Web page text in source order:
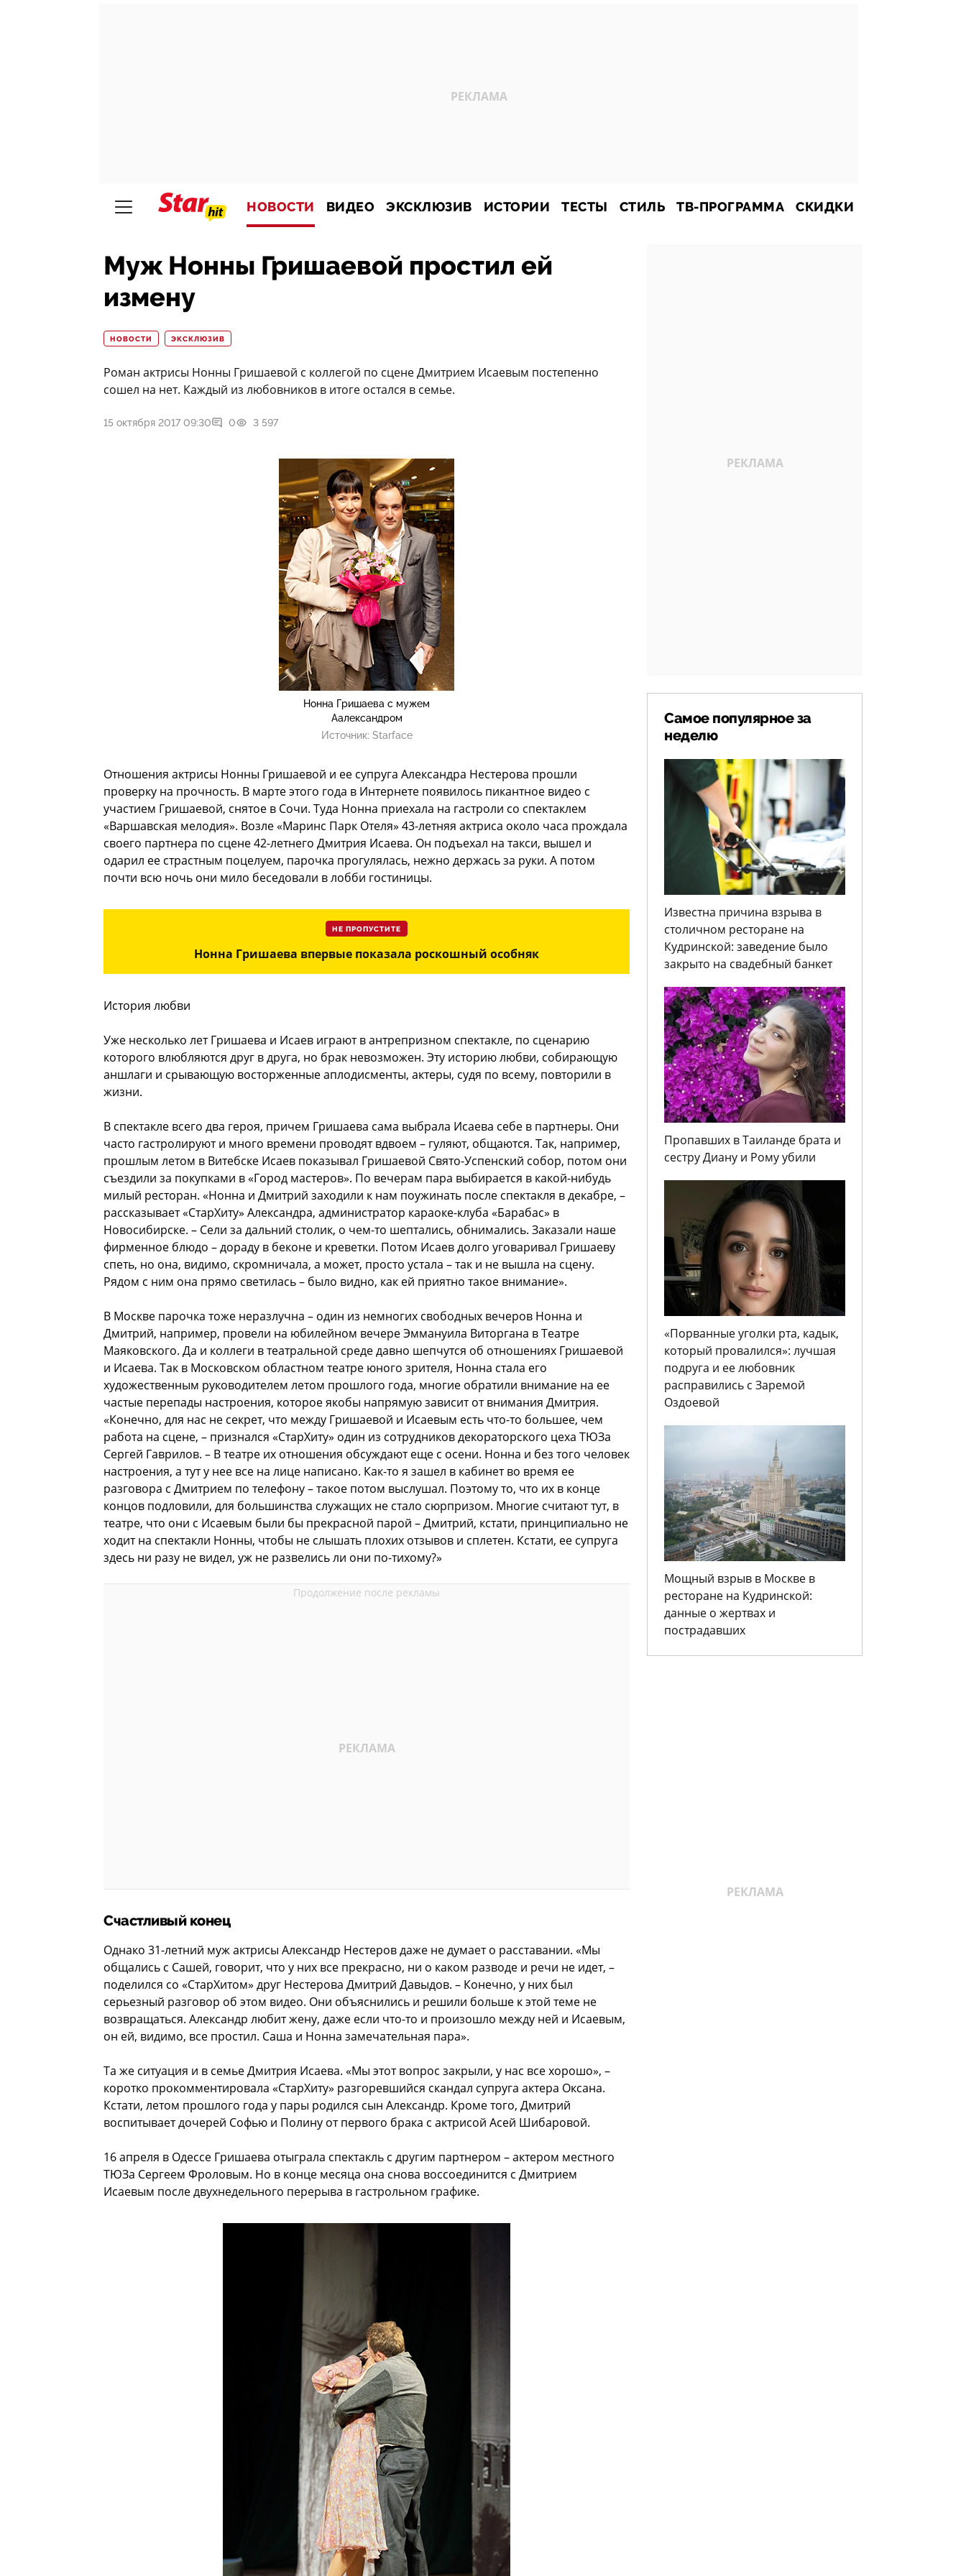
НОВОСТИ ВИДЕО ЭКСКЛЮЗИВ ИСТОРИИ ТЕСТЫ СТИЛЬ ТВ-ПРОГРАММА СКИДКИ
Муж Нонны Гришаевой простил ей
измену
НОВОСТИ ЭКСКЛЮЗИВ
Роман актрисы Нонны Гришаевой с коллегой по сцене Дмитрием Исаевым постепенно
сошел на нет. Каждый из любовников в итоге остался в семье.
15 октября 2017 09:30 0 3 597
Нонна Гришаева с мужем
Аалександром
Источник: Starface
Отношения актрисы Нонны Гришаевой и ее супруга Александра Нестерова прошли
проверку на прочность. В марте этого года в Интернете появилось пикантное видео с
участием Гришаевой, снятое в Сочи. Туда Нонна приехала на гастроли со спектаклем
«Варшавская мелодия». Возле «Маринс Парк Отеля» 43-летняя актриса около часа прождала
своего партнера по сцене 42-летнего Дмитрия Исаева. Он подъехал на такси, вышел и
одарил ее страстным поцелуем, парочка прогулялась, нежно держась за руки. А потом
почти всю ночь они мило беседовали в лобби гостиницы.
НЕ ПРОПУСТИТЕ
Нонна Гришаева впервые показала роскошный особняк
История любви
Уже несколько лет Гришаева и Исаев играют в антрепризном спектакле, по сценарию
которого влюбляются друг в друга, но брак невозможен. Эту историю любви, собирающую
аншлаги и срывающую восторженные аплодисменты, актеры, судя по всему, повторили в
жизни.
В спектакле всего два героя, причем Гришаева сама выбрала Исаева себе в партнеры. Они
часто гастролируют и много времени проводят вдвоем – гуляют, общаются. Так, например,
прошлым летом в Витебске Исаев показывал Гришаевой Свято-Успенский собор, потом они
съездили за покупками в «Город мастеров». По вечерам пара выбирается в какой-нибудь
милый ресторан. «Нонна и Дмитрий заходили к нам поужинать после спектакля в декабре, –
рассказывает «СтарХиту» Александра, администратор караоке-клуба «Барабас» в
Новосибирске. – Сели за дальний столик, о чем-то шептались, обнимались. Заказали наше
фирменное блюдо – дораду в беконе и креветки. Потом Исаев долго уговаривал Гришаеву
спеть, но она, видимо, скромничала, а может, просто устала – так и не вышла на сцену.
Рядом с ним она прямо светилась – было видно, как ей приятно такое внимание».
В Москве парочка тоже неразлучна – один из немногих свободных вечеров Нонна и
Дмитрий, например, провели на юбилейном вечере Эммануила Виторгана в Театре
Маяковского. Да и коллеги в театральной среде давно шепчутся об отношениях Гришаевой
и Исаева. Так в Московском областном театре юного зрителя, Нонна стала его
художественным руководителем летом прошлого года, многие обратили внимание на ее
частые перепады настроения, которое якобы напрямую зависит от внимания Дмитрия.
«Конечно, для нас не секрет, что между Гришаевой и Исаевым есть что-то большее, чем
работа на сцене, – признался «СтарХиту» один из сотрудников декораторского цеха ТЮЗа
Сергей Гаврилов. – В театре их отношения обсуждают еще с осени. Нонна и без того человек
настроения, а тут у нее все на лице написано. Как-то я зашел в кабинет во время ее
разговора с Дмитрием по телефону – такое потом выслушал. Поэтому то, что их в конце
концов подловили, для большинства служащих не стало сюрпризом. Многие считают тут, в
театре, что они с Исаевым были бы прекрасной парой – Дмитрий, кстати, принципиально не
ходит на спектакли Нонны, чтобы не слышать плохих отзывов и сплетен. Кстати, ее супруга
здесь ни разу не видел, уж не развелись ли они по-тихому?»
Счастливый конец
Однако 31-летний муж актрисы Александр Нестеров даже не думает о расставании. «Мы
общались с Сашей, говорит, что у них все прекрасно, ни о каком разводе и речи не идет, –
поделился со «СтарХитом» друг Нестерова Дмитрий Давыдов. – Конечно, у них был
серьезный разговор об этом видео. Они объяснились и решили больше к этой теме не
возвращаться. Александр любит жену, даже если что-то и произошло между ней и Исаевым,
он ей, видимо, все простил. Саша и Нонна замечательная пара».
Та же ситуация и в семье Дмитрия Исаева. «Мы этот вопрос закрыли, у нас все хорошо», –
коротко прокомментировала «СтарХиту» разгоревшийся скандал супруга актера Оксана.
Кстати, летом прошлого года у пары родился сын Александр. Кроме того, Дмитрий
воспитывает дочерей Софью и Полину от первого брака с актрисой Асей Шибаровой.
16 апреля в Одессе Гришаева отыграла спектакль с другим партнером – актером местного
ТЮЗа Сергеем Фроловым. Но в конце месяца она снова воссоединится с Дмитрием
Исаевым после двухнедельного перерыва в гастрольном графике.
Самое популярное за
неделю
Известна причина взрыва в
столичном ресторане на
Кудринской: заведение было
закрыто на свадебный банкет
Пропавших в Таиланде брата и
сестру Диану и Рому убили
«Порванные уголки рта, кадык,
который провалился»: лучшая
подруга и ее любовник
расправились с Заремой
Оздоевой
Мощный взрыв в Москве в
ресторане на Кудринской:
данные о жертвах и
пострадавших